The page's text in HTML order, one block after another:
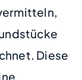
Diese